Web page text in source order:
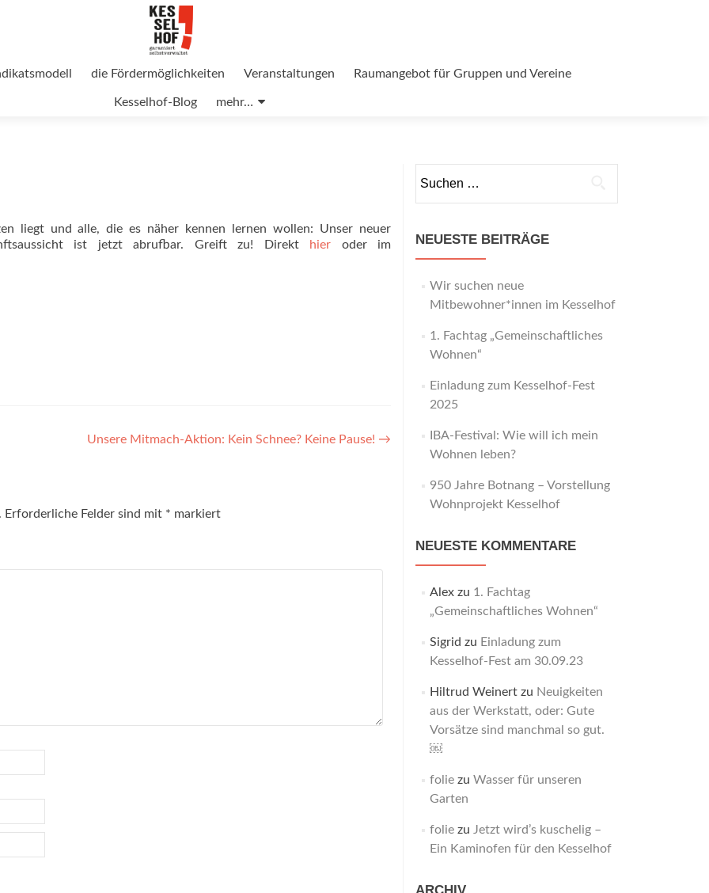
die Fördermöglichkeiten Veranstaltungen Raumangebot für Gruppen und Vereine
Kesselhof-Blog mehr…
liegt und alle, die es näher kennen lernen wollen: Unser neuer
ist jetzt abrufbar. Greift zu! Direkt
hier oder im
Unsere Mitmach-Aktion: Kein Schnee? Keine Pause! →
Erforderliche Felder sind mit * markiert
nach:
NEUESTE BEITRÄGE
Wir suchen neue
Mitbewohner*innen im Kesselhof
1. Fachtag „Gemeinschaftliches
Wohnen“
Einladung zum Kesselhof-Fest
2025
IBA-Festival: Wie will ich mein
Wohnen leben?
950 Jahre Botnang – Vorstellung
Wohnprojekt Kesselhof
NEUESTE KOMMENTARE
Alexzu 1. Fachtag
„Gemeinschaftliches Wohnen“
Sigrid zu Einladung zum
Kesselhof-Fest am 30.09.23
Hiltrud Weinertzu Neuigkeiten
aus der Werkstatt, oder: Gute
Vorsätze sind manchmal so gut.
￼
foliezu Wasser für unseren
Garten
foliezu Jetzt wird’s kuschelig –
Ein Kaminofen für den Kesselhof